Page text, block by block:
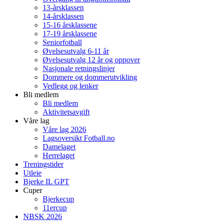
13-årsklassen
14-årsklassen
15-16 årsklassene
17-19 årsklassene
Seniorfotball
Øvelsesutvalg 6-11 år
Øvelsesutvalg 12 år og oppover
Nasjonale retningslinjer
Dommere og dommerutvikling
Vedlegg og lenker
Bli medlem
Bli medlem
Aktivitetsavgift
Våre lag
Våre lag 2026
Lagsoversikt Fotball.no
Damelaget
Herrelaget
Treningstider
Utleie
Bjerke IL GPT
Cuper
Bjerkecup
11ercup
NBSK 2026